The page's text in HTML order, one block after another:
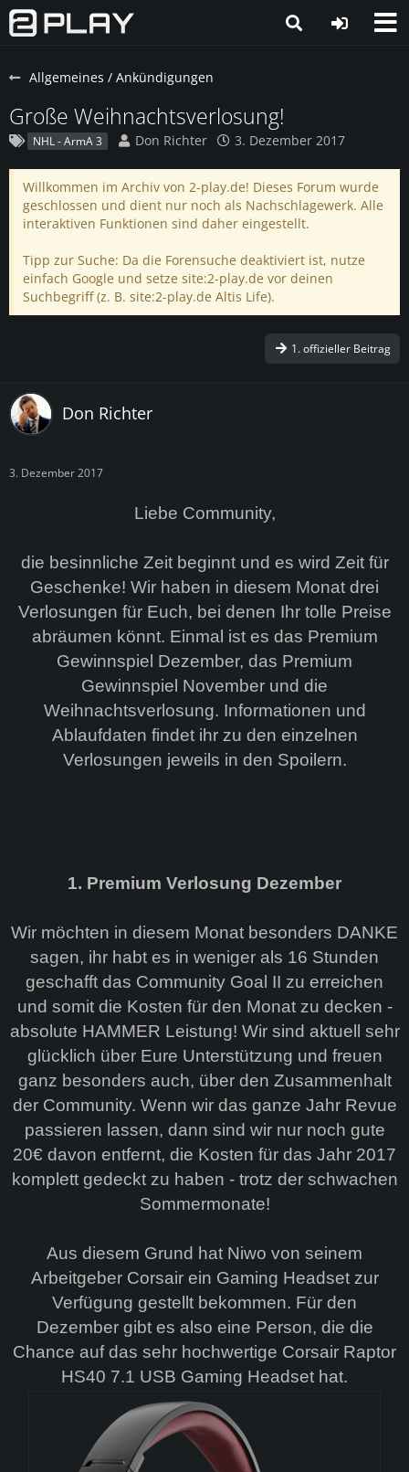
Allgemeines / Ankündigungen
Große Weihnachtsverlosung!
NHL - ArmA 3 Don Richter 3. Dezember 2017
Willkommen im Archiv von 2-play.de! Dieses Forum wurde
geschlossen und dient nur noch als Nachschlagewerk. Alle
interaktiven Funktionen sind daher eingestellt.
Tipp zur Suche: Da die Forensuche deaktiviert ist, nutze
einfach Google und setze site:2-play.de vor deinen
Suchbegriff (z. B. site:2-play.de Altis Life).
1. offizieller Beitrag
Don Richter
3. Dezember 2017
Liebe Community,
die besinnliche Zeit beginnt und es wird Zeit für
Geschenke! Wir haben in diesem Monat drei
Verlosungen für Euch, bei denen Ihr tolle Preise
abräumen könnt. Einmal ist es das Premium
Gewinnspiel Dezember, das Premium
Gewinnspiel November und die
Weihnachtsverlosung. Informationen und
Ablaufdaten findet ihr zu den einzelnen
Verlosungen jeweils in den Spoilern.
1. Premium Verlosung Dezember
Wir möchten in diesem Monat besonders DANKE
sagen, ihr habt es in weniger als 16 Stunden
geschafft das Community Goal II zu erreichen
und somit die Kosten für den Monat zu decken -
absolute HAMMER Leistung! Wir sind aktuell sehr
glücklich über Eure Unterstützung und freuen
ganz besonders auch, über den Zusammenhalt
der Community. Wenn wir das ganze Jahr Revue
passieren lassen, dann sind wir nur noch gute
20€ davon entfernt, die Kosten für das Jahr 2017
komplett gedeckt zu haben - trotz der schwachen
Sommermonate!
Aus diesem Grund hat Niwo von seinem
Arbeitgeber Corsair ein Gaming Headset zur
Verfügung gestellt bekommen. Für den
Dezember gibt es also eine Person, die die
Chance auf das sehr hochwertige Corsair Raptor
HS40 7.1 USB Gaming Headset hat.